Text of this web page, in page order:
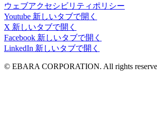
ウェブアクセシビリティポリシー
Youtube 新しいタブで開く
X 新しいタブで開く
Facebook 新しいタブで開く
LinkedIn 新しいタブで開く
© EBARA CORPORATION. All rights